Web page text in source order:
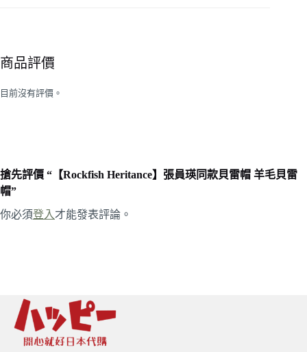
商品評價
目前沒有評價。
搶先評價 “【Rockfish Heritance】張員瑛同款貝雷帽 羊毛貝雷
帽”
你必須登入才能發表評論。